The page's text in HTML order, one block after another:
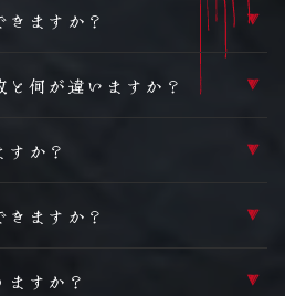
ますか？ ▼
何が違いますか？ ▼
か？ ▼
ますか？ ▼
すか？ ▼